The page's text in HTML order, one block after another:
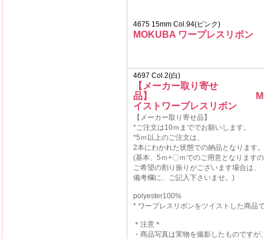
4675 15mm Col.94(ピンク)
MOKUBA ワープレスリボン
4697 Col.2(白)
【メーカー取り寄せ
品】
イストワープレスリボン
【メーカー取り寄せ品】
*ご注文は10ｍまででお願いします。
*5ｍ以上のご注文は、
2本にわかれた状態での納品となります。
(基本、5ｍ+〇ｍでのご用意となります
ご希望の割り振りがございます場合は、
備考欄に、ご記入下さいませ。)
polyester100%
* ワープレスリボンをツイストした商品
＊注意＊
・商品写真は実物を撮影したものですが